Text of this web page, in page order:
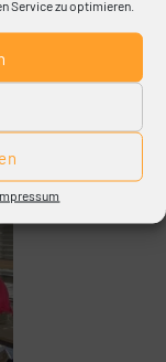
Service zu optimieren.